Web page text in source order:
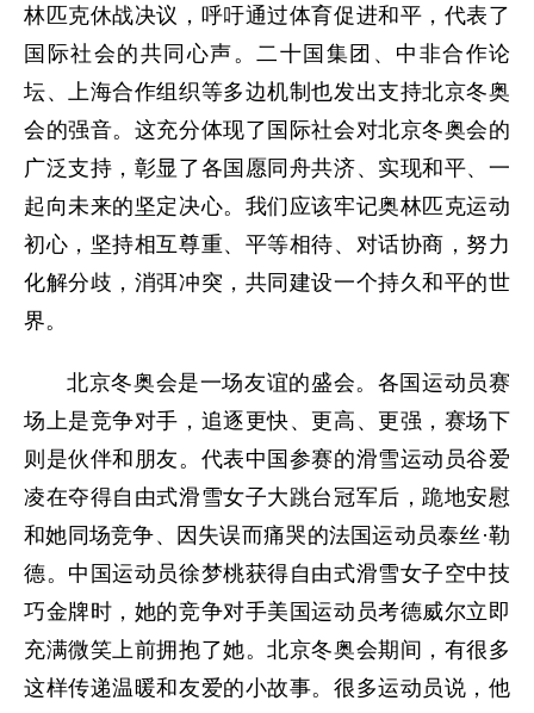
林匹克休战决议，呼吁通过体育促进和平，代表了
国际社会的共同心声。二十国集团、中非合作论
坛、上海合作组织等多边机制也发出支持北京冬奥
会的强音。这充分体现了国际社会对北京冬奥会的
广泛支持，彰显了各国愿同舟共济、实现和平、一
起向未来的坚定决心。我们应该牢记奥林匹克运动
初心，坚持相互尊重、平等相待、对话协商，努力
化解分歧，消弭冲突，共同建设一个持久和平的世
界。
北京冬奥会是一场友谊的盛会。各国运动员赛
场上是竞争对手，追逐更快、更高、更强，赛场下
则是伙伴和朋友。代表中国参赛的滑雪运动员谷爱
凌在夺得自由式滑雪女子大跳台冠军后，跪地安慰
和她同场竞争、因失误而痛哭的法国运动员泰丝·勒
德。中国运动员徐梦桃获得自由式滑雪女子空中技
巧金牌时，她的竞争对手美国运动员考德威尔立即
充满微笑上前拥抱了她。北京冬奥会期间，有很多
这样传递温暖和友爱的小故事。很多运动员说，他